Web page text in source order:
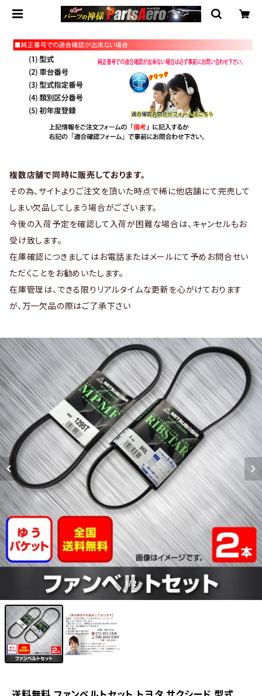
複数店舗で同時に販売しております。
その為、サイトよりご注文を頂いた時点で稀に他店舗にて完売して
しまい欠品してしまう場合がございます。
今後の入荷予定を確認して入荷が困難な場合は、キャンセルもお
受け致します。
在庫確認につきましてはお電話またはメールにて予めお問合せい
ただくことをお勧めいたします。
在庫管理は、できる限りリアルタイムな更新を心がけております
が、万一欠品の際はご了承下さい
1/2